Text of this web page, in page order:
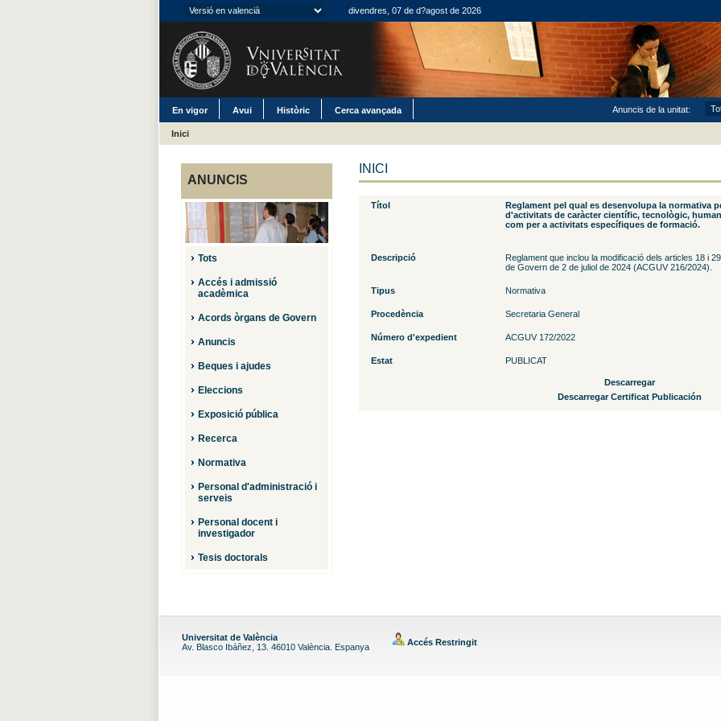
divendres, 07 de d?agost de 2026
En vigor Avui Històric Cerca avançada Anuncis de la unitat:
Inici
ANUNCIS
Tots
Accés i admissió
acadèmica
Acords òrgans de Govern
Anuncis
Beques i ajudes
Eleccions
Exposició pública
Recerca
Normativa
Personal d'administració i
serveis
Personal docent i
investigador
Tesis doctorals
INICI
Títol
Reglament pel qual es desenvolupa la normativa
d'activitats de caràcter científic, tecnològic,
com per a activitats específiques de formació.
Descripció
Reglament que inclou la modificació dels articles 18 i
de Govern de 2 de juliol de 2024 (ACGUV 216/2024).
Tipus Normativa
Procedència Secretaria General
Número d'expedient ACGUV 172/2022
Estat PUBLICAT
Descarregar
Descarregar Certificat Publicación
Universitat de València
Av. Blasco Ibáñez, 13. 46010 València. Espanya
Accés Restringit